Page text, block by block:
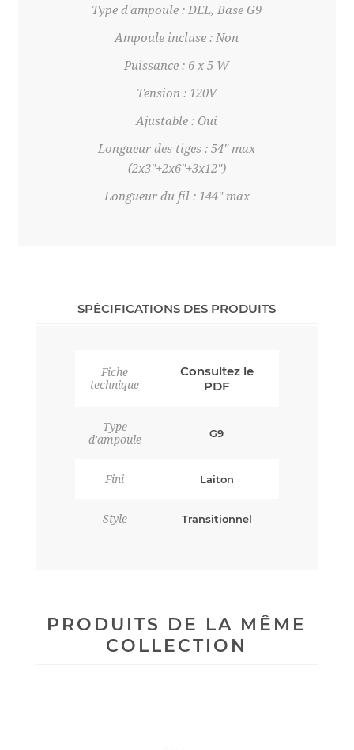
Type d'ampoule : DEL, Base G9
Ampoule incluse : Non
Puissance : 6 x 5 W
Tension : 120V
Ajustable : Oui
Longueur des tiges : 54" max
(2x3"+2x6"+3x12")
Longueur du fil : 144" max
SPÉCIFICATIONS DES PRODUITS
Fiche
technique
Consultez le
PDF
Type
d'ampoule
G9
Fini Laiton
Style Transitionnel
PRODUITS DE LA MÊME
COLLECTION